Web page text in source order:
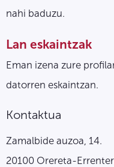
nahi baduzu.
Lan eskaintzak
Eman izena zure
datorren eskaintzan.
Kontaktua
Zamalbide auzoa, 14.
20100 Orereta-